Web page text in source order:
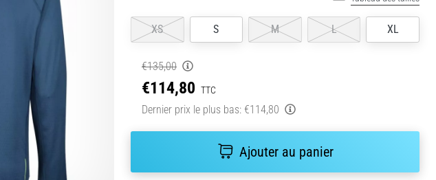
XS S M L XL
€135,00
€114,80 TTC
Dernier prix le plus bas: €114,80
Ajouter au panier